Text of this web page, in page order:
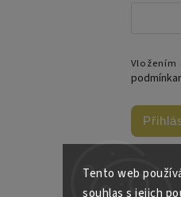
Tento web
souhlas s jejich
Vložením